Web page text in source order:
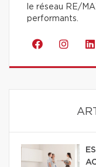
le réseau RE/
performants.